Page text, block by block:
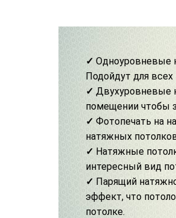
✓ Одноуровневые
Подойдут для всех
✓ Двухуровневые
помещении чтобы
✓ Фотопечать на
натяжных
✓ Натяжные
интересный вид
✓ Парящий
эффект, что
потолке.